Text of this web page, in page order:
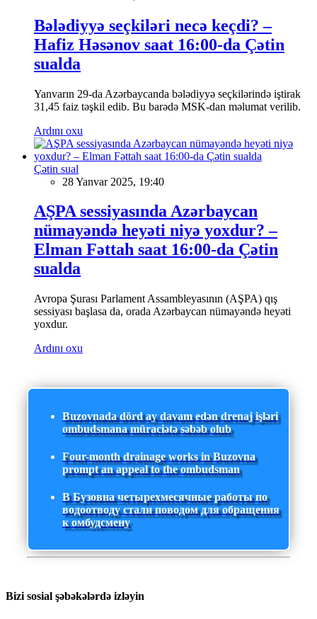
Bələdiyyə seçkiləri necə keçdi? –
Hafiz Həsənov saat 16:00-da Çətin
sualda
Yanvarın 29-da Azərbaycanda bələdiyyə seçkilərində iştirak
31,45 faiz təşkil edib. Bu barədə MSK-dan məlumat verilib.
Ardını oxu
Çətin sual
28 Yanvar 2025, 19:40
AŞPA sessiyasında Azərbaycan
nümayəndə heyəti niyə yoxdur? –
Elman Fəttah saat 16:00-da Çətin
sualda
Avropa Şurası Parlament Assambleyasının (AŞPA) qış
sessiyası başlasa da, orada Azərbaycan nümayəndə heyəti
yoxdur.
Ardını oxu
Buzovnada dörd ay davam edən drenaj işləri
ombudsmana müraciətə səbəb olub
Four-month drainage works in Buzovna
prompt an appeal to the ombudsman
В Бузовна четырехмесячные работы по
водоотводу стали поводом для обращения
к омбудсмену
Bizi sosial şəbəkələrdə izləyin